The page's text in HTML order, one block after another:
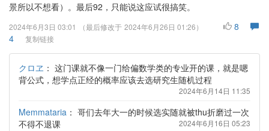
景所以不想看）。最后92，只能说这应试很搞笑。
2024年6月3日 03:01 （最后修改于 2024年6月26日 01:26）
8
4
复制链接
クロヱ ： 这门课就不像一门给偏数学类的专业开的课，就是嗯
背公式，想学点正经的概率应该去选研究生随机过程
2024年6月14日 11:35
Memmataria ： 哥们去年大一的时候选实随就被thu折磨过一次
不得不退课
2024年6月16日 05:23